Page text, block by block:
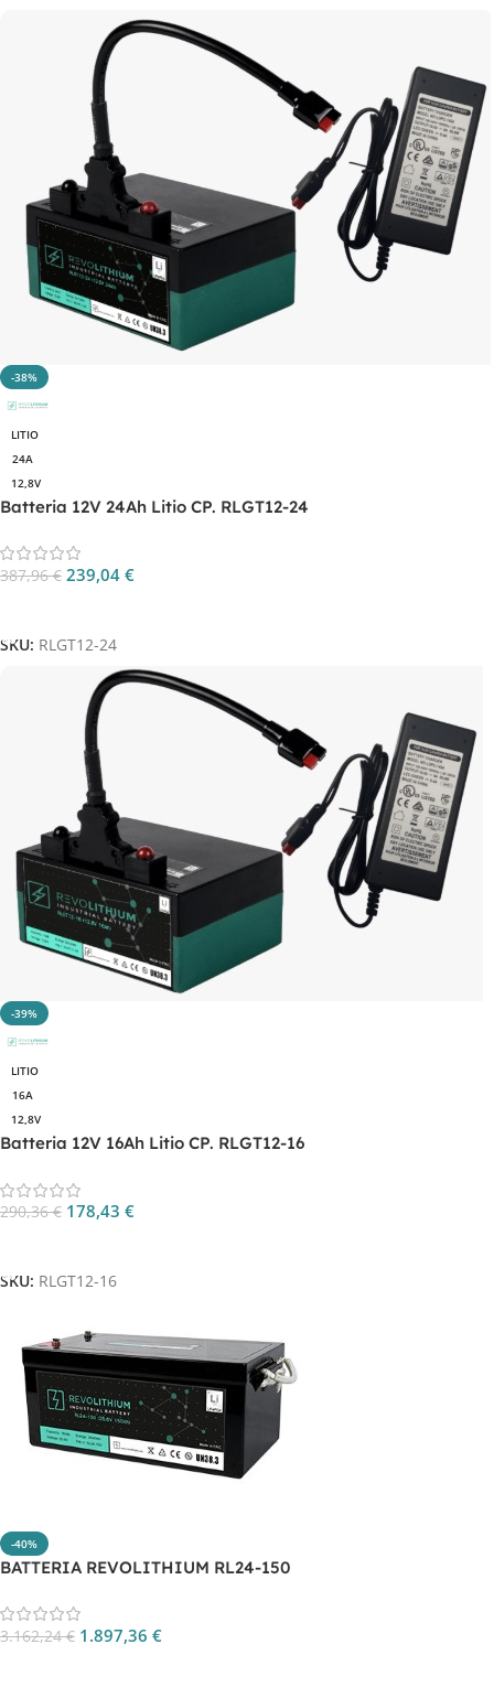
-38%
LITIO
24A
12,8V
Batteria 12V 24Ah Litio CP. RLGT12-24
387,96€ 239,04 €
SKU: RLGT12-24
-39%
LITIO
16A
12,8V
Batteria 12V 16Ah Litio CP. RLGT12-16
290,36€ 178,43 €
SKU: RLGT12-16
-40%
BATTERIA REVOLITHIUM RL24-150
3.162,24€ 1.897,36 €